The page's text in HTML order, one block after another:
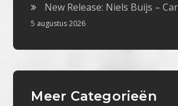
New Release: Niels Buijs –
5 augustus 2026
Meer Categorieën